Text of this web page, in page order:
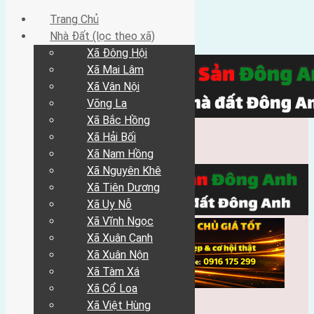
Trang Chủ
Trang Chủ
Nhà Đất (lọc theo xã)
Xã Đông Hội
Xã Mai Lâm
Xã Vân Nội
Võng La
Xã Bắc Hồng
Xã Hải Bối
Xã Nam Hồng
Xã Nguyên Khê
Xã Tiên Dương
Xã Uy Nỗ
Xã Vĩnh Ngọc
Xã Xuân Canh
Xã Xuân Nộn
Xã Tàm Xá
Xã Cổ Loa
Xã Việt Hùng